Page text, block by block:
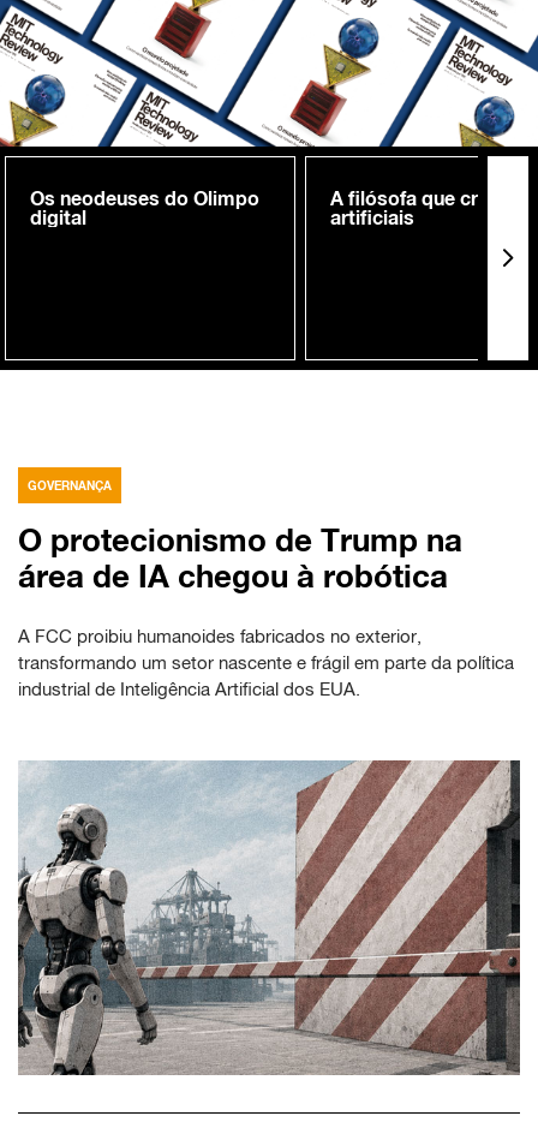
Os neodeuses do Olimpo
digital
A filósofa que cria
artificiais
GOVERNANÇA
O protecionismo de Trump na
área de IA chegou à robótica
A FCC proibiu humanoides fabricados no exterior,
transformando um setor nascente e frágil em parte da política
industrial de Inteligência Artificial dos EUA.